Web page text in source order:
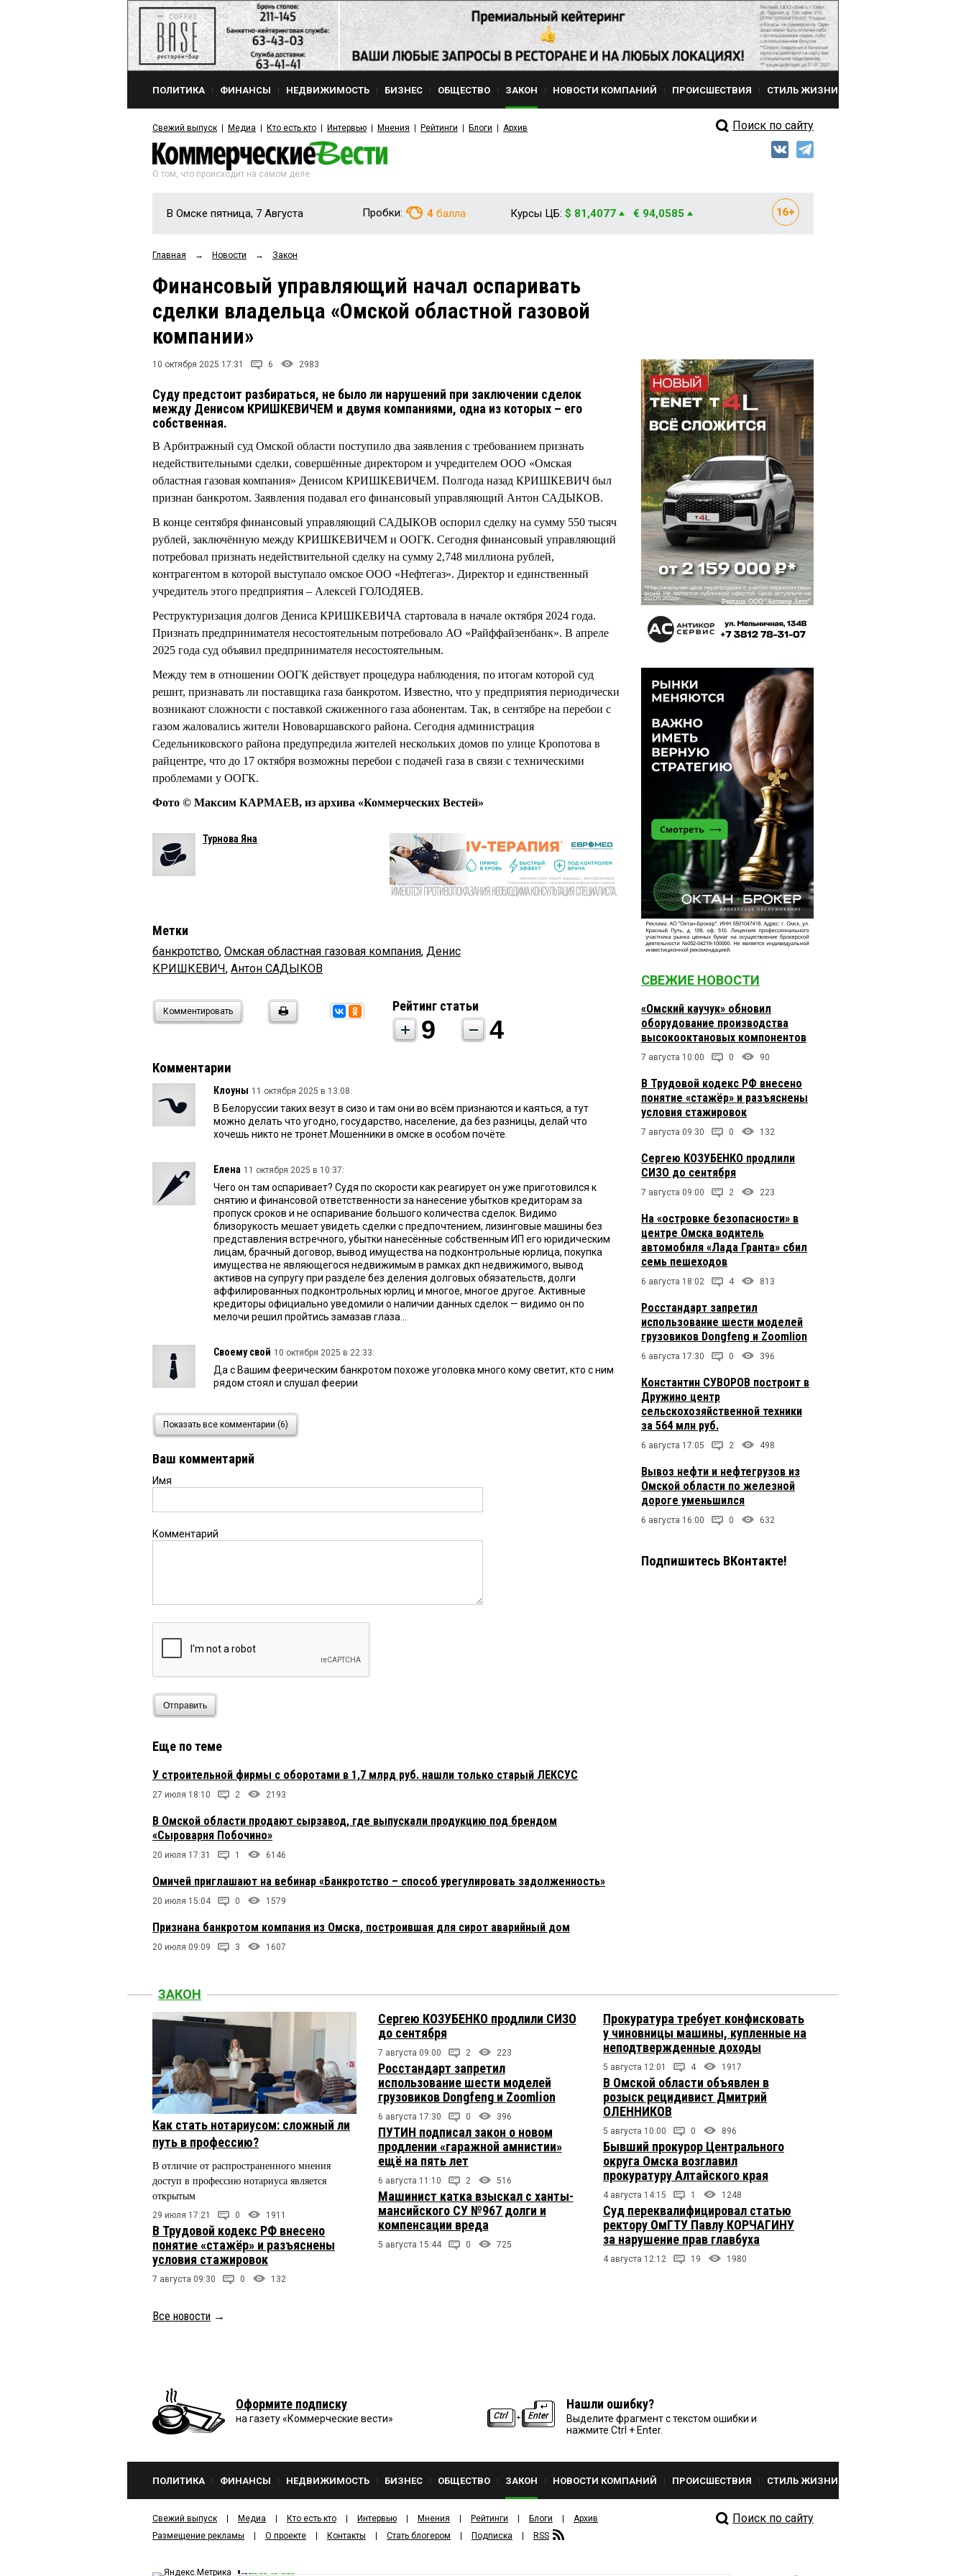
ПОЛИТИКА ФИНАНСЫ НЕДВИЖИМОСТЬ БИЗНЕС ОБЩЕСТВО ЗАКОН НОВОСТИ КОМПАНИЙ ПРОИСШЕСТВИЯ СТИЛЬ ЖИЗНИ
Свежий выпуск Медиа Кто есть кто Интервью Мнения Рейтинги Блоги Архив Поиск по сайту
О том, что происходит на самом деле
В Омске пятница, 7 Августа Пробки: 4 балла Курсы ЦБ: $ 81,4077 € 94,0585
Главная → Новости → Закон
Финансовый управляющий начал оспаривать
сделки владельца «Омской областной газовой
компании»
10 октября 2025 17:31 6 2983
Суду предстоит разбираться, не было ли нарушений при заключении сделок
между Денисом КРИШКЕВИЧЕМ и двумя компаниями, одна из которых – его
собственная.
В Арбитражный суд Омской области поступило два заявления с требованием признать
недействительными сделки, совершённые директором и учредителем ООО «Омская
областная газовая компания» Денисом КРИШКЕВИЧЕМ. Полгода назад КРИШКЕВИЧ был
признан банкротом. Заявления подавал его финансовый управляющий Антон САДЫКОВ.
В конце сентября финансовый управляющий САДЫКОВ оспорил сделку на сумму 550 тысяч
рублей, заключённую между КРИШКЕВИЧЕМ и ООГК. Сегодня финансовый управляющий
потребовал признать недействительной сделку на сумму 2,748 миллиона рублей,
контрагентом в которой выступало омское ООО «Нефтегаз». Директор и единственный
учредитель этого предприятия – Алексей ГОЛОДЯЕВ.
Реструктуризация долгов Дениса КРИШКЕВИЧА стартовала в начале октября 2024 года.
Признать предпринимателя несостоятельным потребовало АО «Райффайзенбанк». В апреле
2025 года суд объявил предпринимателя несостоятельным.
Между тем в отношении ООГК действует процедура наблюдения, по итогам которой суд
решит, признавать ли поставщика газа банкротом. Известно, что у предприятия периодически
возникают сложности с поставкой сжиженного газа абонентам. Так, в сентябре на перебои с
газом жаловались жители Нововаршавского района. Сегодня администрация
Седельниковского района предупредила жителей нескольких домов по улице Кропотова в
райцентре, что до 17 октября возможны перебои с подачей газа в связи с техническими
проблемами у ООГК.
Фото © Максим КАРМАЕВ, из архива «Коммерческих Вестей»
Турнова Яна
Метки
банкротство, Омская областная газовая компания, Денис
КРИШКЕВИЧ, Антон САДЫКОВ
Комментировать Рейтинг статьи
9 4
Комментарии
Клоуны 11 октября 2025 в 13:08:
В Белоруссии таких везут в сизо и там они во всём признаются и каяться, а тут
можно делать что угодно, государство, население, да без разницы, делай что
хочешь никто не тронет.Мошенники в омске в особом почёте.
Елена 11 октября 2025 в 10:37:
Чего он там оспаривает? Судя по скорости как реагирует он уже приготовился к
снятию и финансовой ответственности за нанесение убытков кредиторам за
пропуск сроков и не оспаривание большого количества сделок. Видимо
близорукость мешает увидеть сделки с предпочтением, лизинговые машины без
представления встречного, убытки нанесённые собственным ИП его юридическим
лицам, брачный договор, вывод имущества на подконтрольные юрлица, покупка
имущества не являющегося недвижимым в рамках дкп недвижимого, вывод
активов на супругу при разделе без деления долговых обязательств, долги
аффилированных подконтрольных юрлиц и многое, многое другое. Активные
кредиторы официально уведомили о наличии данных сделок — видимо он по
мелочи решил пройтись замазав глаза...
Своему свой 10 октября 2025 в 22:33:
Да с Вашим феерическим банкротом похоже уголовка много кому светит, кто с ним
рядом стоял и слушал феерии
Свой своему 10 октября 2025 в 22:32:
Да ладно, Вы не юрист значит. Тогда Садыкову уголовка светит за феерического
банкрота
Своему 10 октября 2025 в 22:29:
рассмотрении его ходатайства 10.10.2025 без вызова лиц и предлагается за менее
чем 2 дня кредиторам возражения направить, пока публикации нет как сегодня
Это все, что вы можете рассказать про этого феерического банкрота?
Показать все комментарии (6)
Ваш комментарий
Имя
Комментарий
Отправить
Еще по теме
У строительной фирмы с оборотами в 1,7 млрд руб. нашли только старый ЛЕКСУС
27 июля 18:10 2 2193
В Омской области продают сырзавод, где выпускали продукцию под брендом
«Сыроварня Побочино»
20 июля 17:31 1 6146
Омичей приглашают на вебинар «Банкротство – способ урегулировать задолженность»
20 июля 15:04 0 1579
Признана банкротом компания из Омска, построившая для сирот аварийный дом
20 июля 09:09 3 1607
СВЕЖИЕ НОВОСТИ
«Омский каучук» обновил
оборудование производства
высокооктановых компонентов
7 августа 10:00 0 90
В Трудовой кодекс РФ внесено
понятие «стажёр» и разъяснены
условия стажировок
7 августа 09:30 0 132
Сергею КОЗУБЕНКО продлили
СИЗО до сентября
7 августа 09:00 2 223
На «островке безопасности» в
центре Омска водитель
автомобиля «Лада Гранта» сбил
семь пешеходов
6 августа 18:02 4 813
Росстандарт запретил
использование шести моделей
грузовиков Dongfeng и Zoomlion
6 августа 17:30 0 396
Константин СУВОРОВ построит в
Дружино центр
сельскохозяйственной техники
за 564 млн руб.
6 августа 17:05 2 498
Вывоз нефти и нефтегрузов из
Омской области по железной
дороге уменьшился
6 августа 16:00 0 632
Подпишитесь ВКонтакте!
ЗАКОН
Как стать нотариусом: сложный ли
путь в профессию?
В отличие от распространенного мнения
доступ в профессию нотариуса является
открытым
29 июля 17:21 0 1911
В Трудовой кодекс РФ внесено
понятие «стажёр» и разъяснены
условия стажировок
7 августа 09:30 0 132
Сергею КОЗУБЕНКО продлили СИЗО
до сентября
7 августа 09:00 2 223
Росстандарт запретил
использование шести моделей
грузовиков Dongfeng и Zoomlion
6 августа 17:30 0 396
ПУТИН подписал закон о новом
продлении «гаражной амнистии»
ещё на пять лет
6 августа 11:10 2 516
Машинист катка взыскал с ханты-
мансийского СУ №967 долги и
компенсации вреда
5 августа 15:44 0 725
Прокуратура требует конфисковать
у чиновницы машины, купленные на
неподтвержденные доходы
5 августа 12:01 4 1917
В Омской области объявлен в
розыск рецидивист Дмитрий
ОЛЕННИКОВ
5 августа 10:00 0 896
Бывший прокурор Центрального
округа Омска возглавил
прокуратуру Алтайского края
4 августа 14:15 1 1248
Суд переквалифицировал статью
ректору ОмГТУ Павлу КОРЧАГИНУ
за нарушение прав главбуха
4 августа 12:12 19 1980
Все новости →
Оформите подписку
на газету «Коммерческие вести»
Нашли ошибку?
Выделите фрагмент с текстом ошибки и
нажмите Ctrl + Enter.
ПОЛИТИКА ФИНАНСЫ НЕДВИЖИМОСТЬ БИЗНЕС ОБЩЕСТВО ЗАКОН НОВОСТИ КОМПАНИЙ ПРОИСШЕСТВИЯ СТИЛЬ ЖИЗНИ
Свежий выпуск Медиа Кто есть кто Интервью Мнения Рейтинги Блоги
Архив
Размещение рекламы
О проекте Контакты Стать блогером Подписка RSS
Поиск по сайту